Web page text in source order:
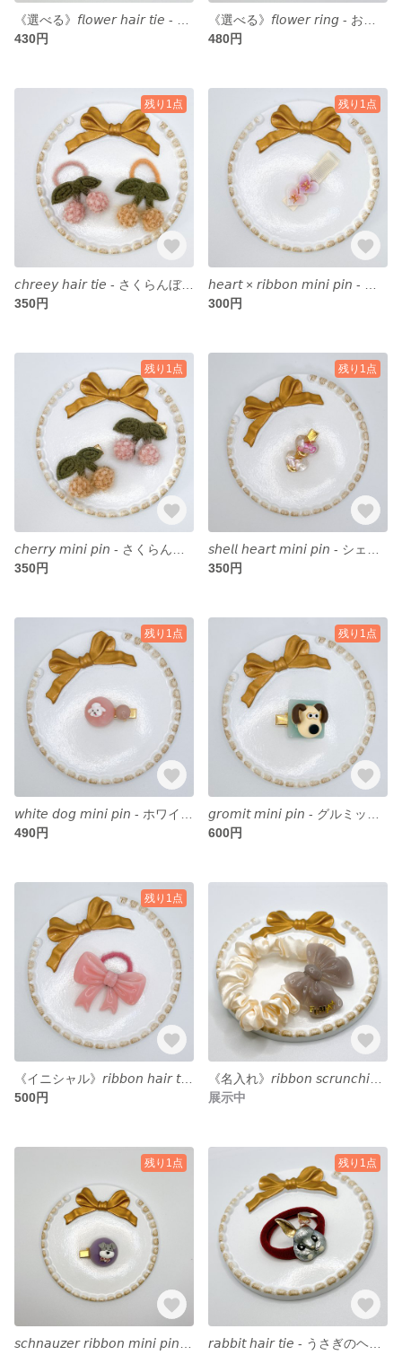
430円
480円
残り1点
𝘤𝘩𝘳𝘦𝘦𝘺 𝘩𝘢𝘪𝘳 𝘵𝘪𝘦 - さくらんぼ ヘアゴム -
350円
残り1点
300円
残り1点
350円
残り1点
350円
残り1点
490円
残り1点
600円
残り1点
《イニシャル》𝘳𝘪𝘣𝘣𝘰𝘯 𝘩𝘢𝘪𝘳 𝘵𝘪𝘦 - リボン ヘアゴム -
500円
展示中
残り1点 残り1点